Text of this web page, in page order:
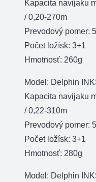
Kapacita navijaku
/ 0,20-270m
Prevodový pomer:
Počet ložísk: 3+1
Hmotnosť: 260g
Model: Delphin
Kapacita navijaku
/ 0,22-310m
Prevodový pomer:
Počet ložísk: 3+1
Hmotnosť: 280g
Model: Delphin